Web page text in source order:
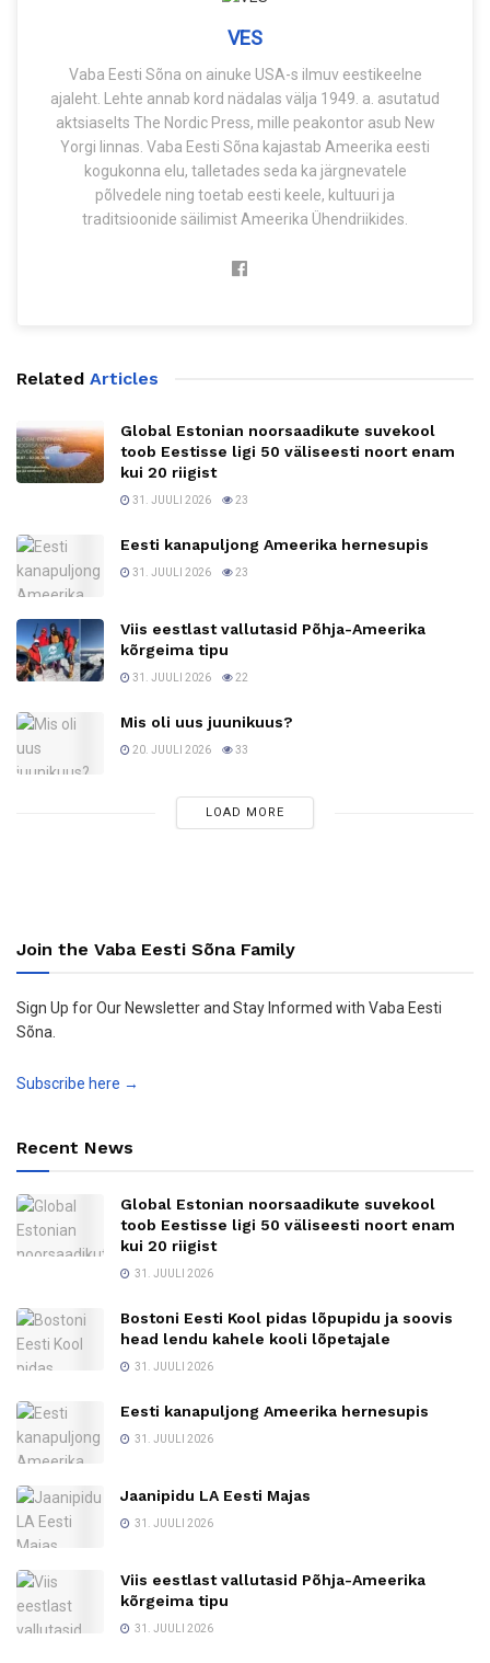
VES
Vaba Eesti Sõna on ainuke USA-s ilmuv eestikeelne
ajaleht. Lehte annab kord nädalas välja 1949. a. asutatud
aktsiaselts The Nordic Press, mille peakontor asub New
Yorgi linnas. Vaba Eesti Sõna kajastab Ameerika eesti
kogukonna elu, talletades seda ka järgnevatele
põlvedele ning toetab eesti keele, kultuuri ja
traditsioonide säilimist Ameerika Ühendriikides.
Related Articles
Global Estonian noorsaadikute suvekool
toob Eestisse ligi 50 väliseesti noort enam
kui 20 riigist
31. JUULI 2026 23
Eesti kanapuljong Ameerika hernesupis
31. JUULI 2026 23
Viis eestlast vallutasid Põhja-Ameerika
kõrgeima tipu
31. JUULI 2026 22
Mis oli uus juunikuus?
20. JUULI 2026 33
LOAD MORE
Join the Vaba Eesti Sõna Family
Sign Up for Our Newsletter and Stay Informed with Vaba Eesti
Sõna.
Subscribe here →
Recent News
Global Estonian noorsaadikute suvekool
toob Eestisse ligi 50 väliseesti noort enam
kui 20 riigist
31. JUULI 2026
Bostoni Eesti Kool pidas lõpupidu ja soovis
head lendu kahele kooli lõpetajale
31. JUULI 2026
Eesti kanapuljong Ameerika hernesupis
31. JUULI 2026
Jaanipidu LA Eesti Majas
31. JUULI 2026
Viis eestlast vallutasid Põhja-Ameerika
kõrgeima tipu
31. JUULI 2026